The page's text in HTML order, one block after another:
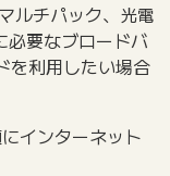
ルチパック、光電
必要なブロードバ
を利用したい場合
インターネット